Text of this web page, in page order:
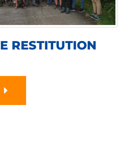
RESTITUTION